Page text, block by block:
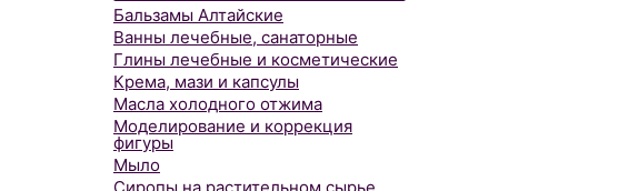
Бальзамы Алтайские
Ванны лечебные, санаторные
Глины лечебные и косметические
Крема, мази и капсулы
Масла холодного отжима
Моделирование и коррекция
фигуры
Мыло